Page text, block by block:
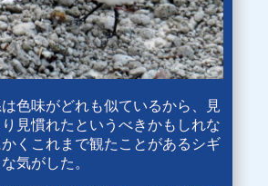
色味がどれも似ているから、見
見慣れたというべきかもしれな
くこれまで観たことがあるシギ
気がした。